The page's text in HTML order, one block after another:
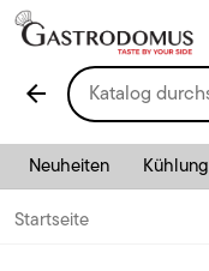
arrow_back
Neuheiten Kühlung
Startseite